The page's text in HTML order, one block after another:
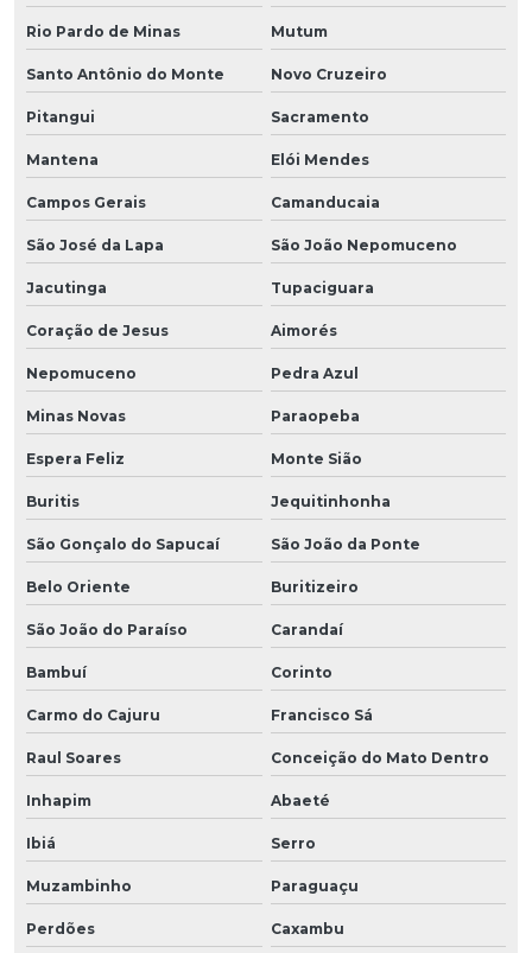
Rio Pardo de Minas Mutum
Santo Antônio do Monte Novo Cruzeiro
Pitangui Sacramento
Mantena Elói Mendes
Campos Gerais Camanducaia
São José da Lapa São João Nepomuceno
Jacutinga Tupaciguara
Coração de Jesus Aimorés
Nepomuceno Pedra Azul
Minas Novas Paraopeba
Espera Feliz Monte Sião
Buritis Jequitinhonha
São Gonçalo do Sapucaí São João da Ponte
Belo Oriente Buritizeiro
São João do Paraíso Carandaí
Bambuí Corinto
Carmo do Cajuru Francisco Sá
Raul Soares Conceição do Mato Dentro
Inhapim Abaeté
Ibiá Serro
Muzambinho Paraguaçu
Perdões Caxambu